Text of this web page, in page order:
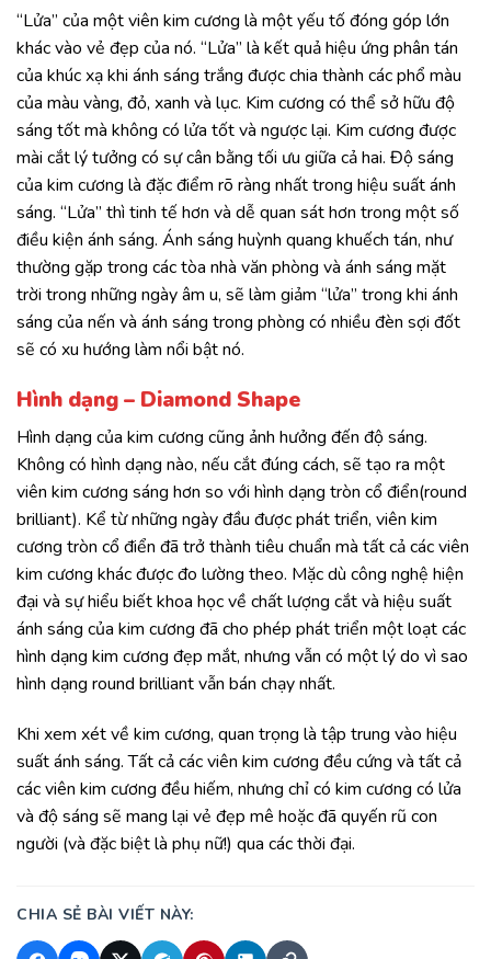
“Lửa” của một viên kim cương là một yếu tố đóng góp lớn
khác vào vẻ đẹp của nó. “Lửa” là kết quả hiệu ứng phân tán
của khúc xạ khi ánh sáng trắng được chia thành các phổ màu
của màu vàng, đỏ, xanh và lục. Kim cương có thể sở hữu độ
sáng tốt mà không có lửa tốt và ngược lại. Kim cương được
mài cắt lý tưởng có sự cân bằng tối ưu giữa cả hai. Độ sáng
của kim cương là đặc điểm rõ ràng nhất trong hiệu suất ánh
sáng. “Lửa” thì tinh tế hơn và dễ quan sát hơn trong một số
điều kiện ánh sáng. Ánh sáng huỳnh quang khuếch tán, như
thường gặp trong các tòa nhà văn phòng và ánh sáng mặt
trời trong những ngày âm u, sẽ làm giảm “lửa” trong khi ánh
sáng của nến và ánh sáng trong phòng có nhiều đèn sợi đốt
sẽ có xu hướng làm nổi bật nó.
Hình dạng – Diamond Shape
Hình dạng của kim cương cũng ảnh hưởng đến độ sáng.
Không có hình dạng nào, nếu cắt đúng cách, sẽ tạo ra một
viên kim cương sáng hơn so với hình dạng tròn cổ điển(round
brilliant). Kể từ những ngày đầu được phát triển, viên kim
cương tròn cổ điển đã trở thành tiêu chuẩn mà tất cả các viên
kim cương khác được đo lường theo. Mặc dù công nghệ hiện
đại và sự hiểu biết khoa học về chất lượng cắt và hiệu suất
ánh sáng của kim cương đã cho phép phát triển một loạt các
hình dạng kim cương đẹp mắt, nhưng vẫn có một lý do vì sao
hình dạng round brilliant vẫn bán chạy nhất.
Khi xem xét về kim cương, quan trọng là tập trung vào hiệu
suất ánh sáng. Tất cả các viên kim cương đều cứng và tất cả
các viên kim cương đều hiếm, nhưng chỉ có kim cương có lửa
và độ sáng sẽ mang lại vẻ đẹp mê hoặc đã quyến rũ con
người (và đặc biệt là phụ nữ!) qua các thời đại.
CHIA SẺ BÀI VIẾT NÀY: